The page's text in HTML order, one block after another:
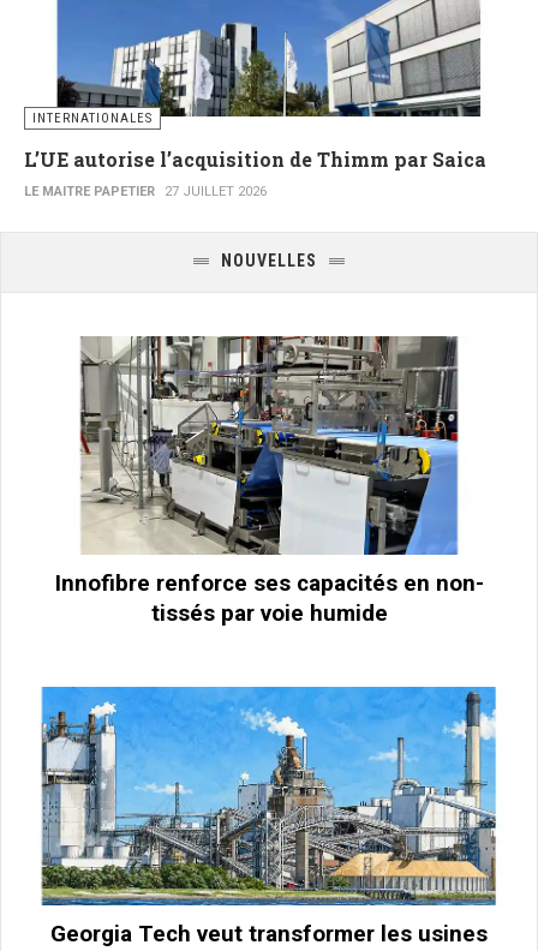
INTERNATIONALES
L’UE autorise l’acquisition de Thimm par Saica
LE MAITRE PAPETIER 27 JUILLET 2026
NOUVELLES
Innofibre renforce ses capacités en non-
tissés par voie humide
Georgia Tech veut transformer les usines